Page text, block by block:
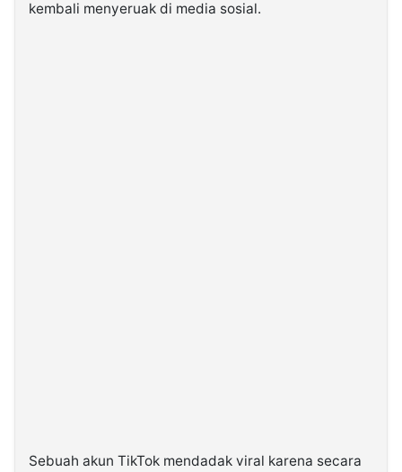
kembali menyeruak di media sosial.
Sebuah akun TikTok mendadak viral karena secara